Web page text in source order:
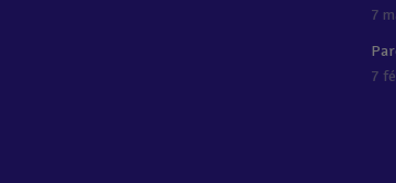
7
7